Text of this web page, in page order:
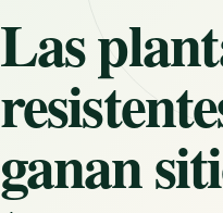
Las
ganan